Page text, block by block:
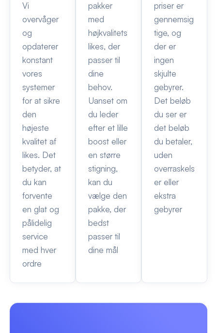
Vi
overvåger
og
opdaterer
konstant
vores
systemer
for at sikre
den
højeste
kvalitet af
likes. Det
betyder, at
du kan
forvente
en glat og
pålidelig
service
med hver
ordre
pakker
med
højkvalitets
likes, der
passer til
dine
behov.
Uanset om
du leder
efter et lille
boost eller
en større
stigning,
kan du
vælge den
pakke, der
bedst
passer til
dine mål
priser er
gennemsig
tige, og
der er
ingen
skjulte
gebyrer.
Det beløb
du ser er
det beløb
du betaler,
uden
overraskels
er eller
ekstra
gebyrer